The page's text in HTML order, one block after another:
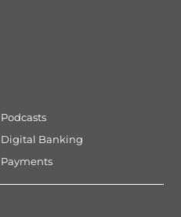
Podcasts
Digital Banking
Payments